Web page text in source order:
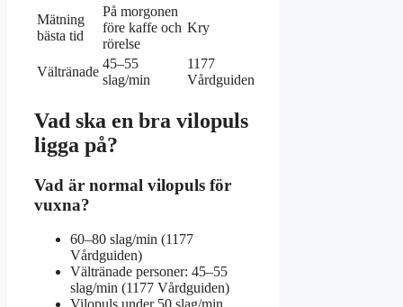
Mätning
bästa tid
På morgonen
före kaffe och
rörelse
Kry
Vältränade
45–55
slag/min
1177
Vårdguiden
Vad ska en bra vilopuls
ligga på?
Vad är normal vilopuls för
vuxna?
60–80 slag/min (1177
Vårdguiden)
Vältränade personer: 45–55
slag/min (1177 Vårdguiden)